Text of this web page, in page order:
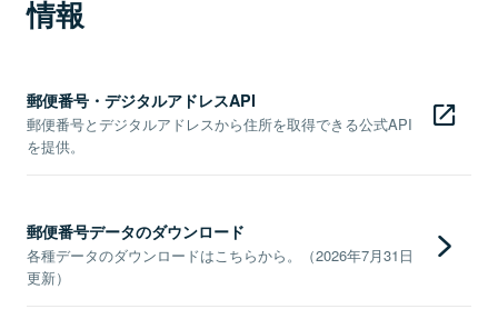
情報
郵便番号・デジタルアドレスAPI
郵便番号とデジタルアドレスから住所を取得できる公式API
を提供。
郵便番号データのダウンロード
各種データのダウンロードはこちらから。（2026年7月31日
更新）